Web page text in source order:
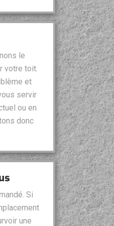
le
votre toit.
et
servir
ou en
donc
Si
une